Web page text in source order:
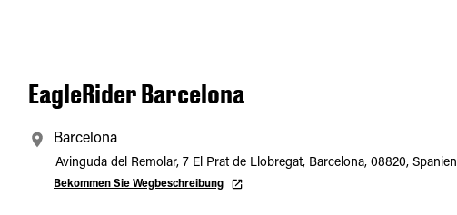
EagleRider Barcelona
Barcelona
Avinguda del Remolar, 7 El Prat de Llobregat, Barcelona, 08820, Spanien
Bekommen Sie Wegbeschreibung